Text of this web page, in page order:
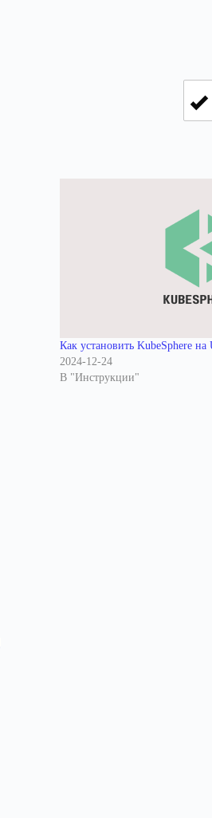
Как установить KubeSphere на
2024-12-24
В "Инструкции"